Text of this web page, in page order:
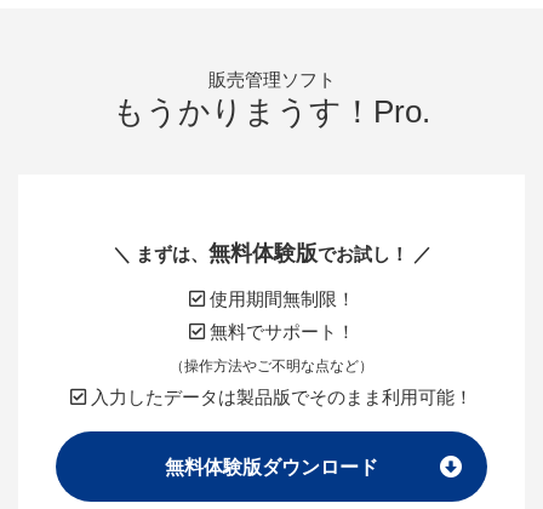
販売管理ソフト
もうかりまうす！Pro.
＼ まずは、 無料体験版でお試し！ ／
使用期間無制限！
無料でサポート！
（操作方法やご不明な点など）
入力したデータは製品版でそのまま利用可能！
無料体験版ダウンロード